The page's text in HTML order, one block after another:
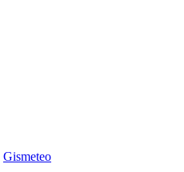
Gismeteo